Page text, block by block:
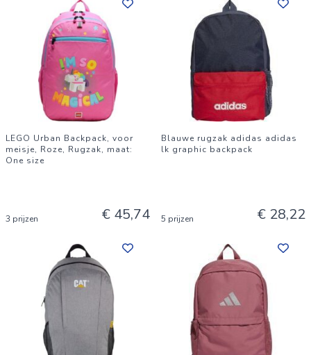
LEGO Urban Backpack, voor
meisje, Roze, Rugzak, maat:
One size
3 prijzen € 45,74
Blauwe rugzak adidas adidas
lk graphic backpack
5 prijzen € 28,22